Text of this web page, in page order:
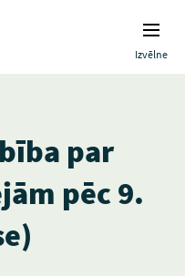
Izvēlne
par
pēc 9.